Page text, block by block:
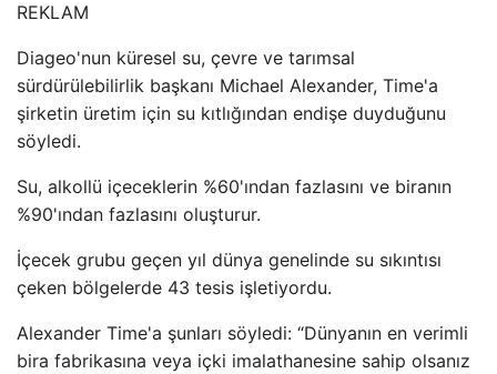
REKLAM
Diageo'nun küresel su, çevre ve tarımsal
sürdürülebilirlik başkanı Michael Alexander, Time'a
şirketin üretim için su kıtlığından endişe duyduğunu
söyledi.
Su, alkollü içeceklerin %60'ından fazlasını ve biranın
%90'ından fazlasını oluşturur.
İçecek grubu geçen yıl dünya genelinde su sıkıntısı
çeken bölgelerde 43 tesis işletiyordu.
Alexander Time'a şunları söyledi: “Dünyanın en verimli
bira fabrikasına veya içki imalathanesine sahip olsanız